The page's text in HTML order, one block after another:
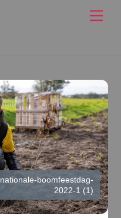
boomfeestdag-
2022-1 (1)